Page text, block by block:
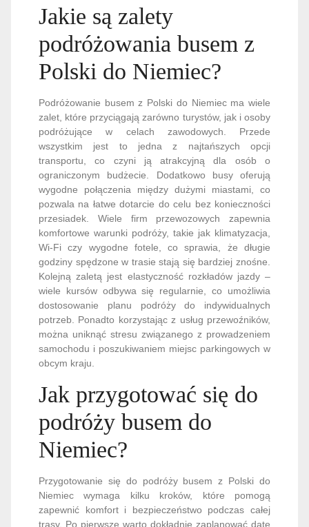
Jakie są zalety
podróżowania busem z
Polski do Niemiec?
Podróżowanie busem z Polski do Niemiec ma wiele
zalet, które przyciągają zarówno turystów, jak i osoby
podróżujące w celach zawodowych. Przede
wszystkim jest to jedna z najtańszych opcji
transportu, co czyni ją atrakcyjną dla osób o
ograniczonym budżecie. Dodatkowo busy oferują
wygodne połączenia między dużymi miastami, co
pozwala na łatwe dotarcie do celu bez konieczności
przesiadek. Wiele firm przewozowych zapewnia
komfortowe warunki podróży, takie jak klimatyzacja,
Wi-Fi czy wygodne fotele, co sprawia, że długie
godziny spędzone w trasie stają się bardziej znośne.
Kolejną zaletą jest elastyczność rozkładów jazdy –
wiele kursów odbywa się regularnie, co umożliwia
dostosowanie planu podróży do indywidualnych
potrzeb. Ponadto korzystając z usług przewoźników,
można uniknąć stresu związanego z prowadzeniem
samochodu i poszukiwaniem miejsc parkingowych w
obcym kraju.
Jak przygotować się do
podróży busem do
Niemiec?
Przygotowanie się do podróży busem z Polski do
Niemiec wymaga kilku kroków, które pomogą
zapewnić komfort i bezpieczeństwo podczas całej
trasy. Po pierwsze warto dokładnie zaplanować datę